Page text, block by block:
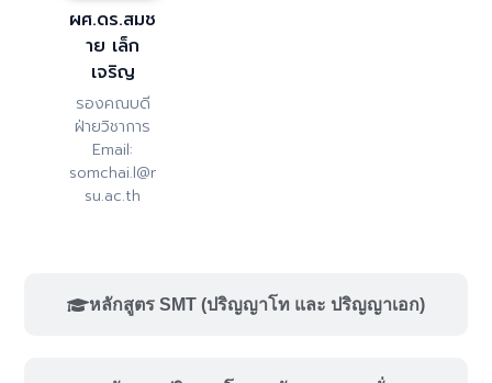
หลักสูตร SMT (ปริญญาโท และ ปริญญาเอก)
ผศ.ดร.สมช
าย เล็ก
เจริญ
รองคณบดี
ฝ่ายวิชาการ
Email:
somchai.l@r
su.ac.th